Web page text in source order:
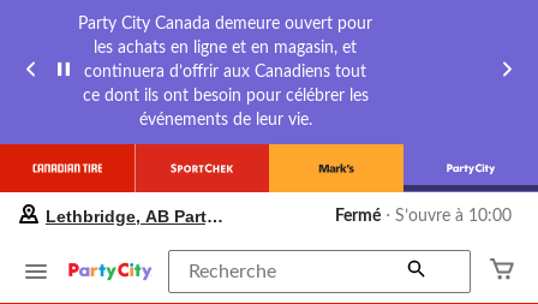
Party City Canada demeure ouvert pour
les achats en ligne et en magasin, et
continuera d’offrir aux Canadiens tout
ce dont ils ont besoin pour célébrer les
événements de leur vie.
préféré
Lethbridge,
Lethbridge, AB Party City Fermé ⋅ S’ouvre à 10:00
Recherche